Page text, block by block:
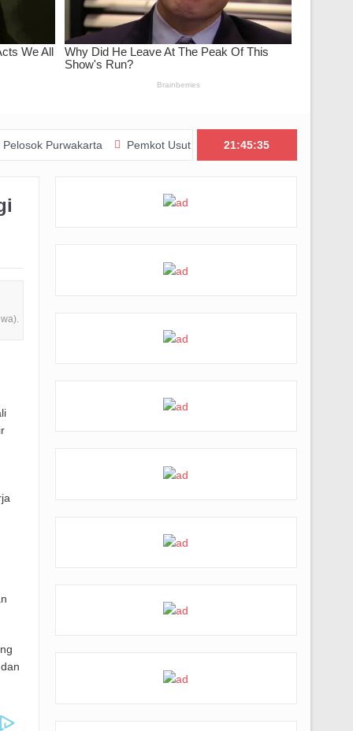
Pemkot Usut Kasus Penebangan Pohon Jalan Riau,
21:45:36